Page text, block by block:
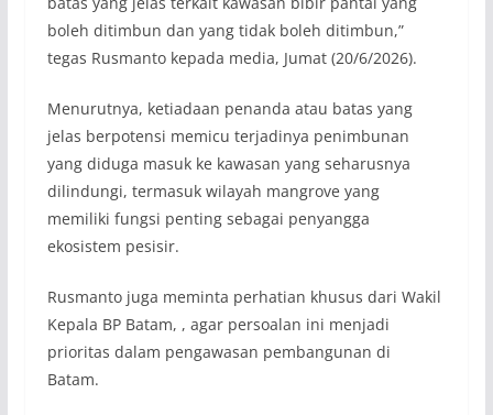
boleh ditimbun dan yang tidak boleh ditimbun,”
tegas Rusmanto kepada media, Jumat (20/6/2026).
Menurutnya, ketiadaan penanda atau batas yang
jelas berpotensi memicu terjadinya penimbunan
yang diduga masuk ke kawasan yang seharusnya
dilindungi, termasuk wilayah mangrove yang
memiliki fungsi penting sebagai penyangga
ekosistem pesisir.
Rusmanto juga meminta perhatian khusus dari Wakil
Kepala BP Batam, , agar persoalan ini menjadi
prioritas dalam pengawasan pembangunan di
Batam.